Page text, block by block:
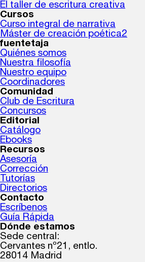
El taller de escritura creativa
Cursos
Curso integral de narrativa
Máster de creación poética2
fuentetaja
Quiénes somos
Nuestra filosofía
Nuestro equipo
Coordinadores
Comunidad
Club de Escritura
Concursos
Editorial
Catálogo
Ebooks
Recursos
Asesoría
Corrección
Tutorías
Directorios
Contacto
Escríbenos
Guía Rápida
Dónde estamos
Sede central:
Cervantes nº21, entlo.
28014 Madrid